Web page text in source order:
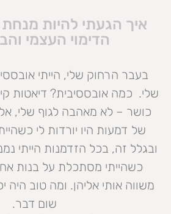
הדימוי העצמי
בעבר הרחוק שלי, הייתי
שלי. כמה אובססיבית? דיאטות
כושר – לא מאהבה לגוף שלי,
של דמעות היו יורדות לי
ובגלל זה, בכל הזדמנות הייתי
כשהייתי מסתכלת על בנות
משווה אותי אליהן. ומה טוב היה
שום דבר.